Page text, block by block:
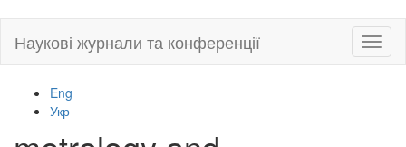
main
Наукові журнали та конференції
Eng
Укр